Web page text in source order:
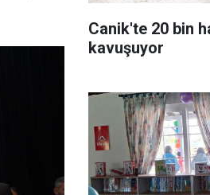
Canik'te 20 bin
kavuşuyor